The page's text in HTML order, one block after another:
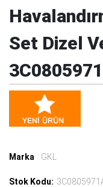
Set Dizel
Marka : GKL
Stok Kodu: